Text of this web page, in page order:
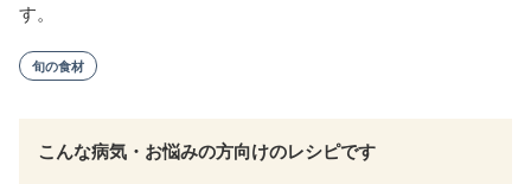
す。
旬の食材
こんな病気・お悩みの方向けのレシピです